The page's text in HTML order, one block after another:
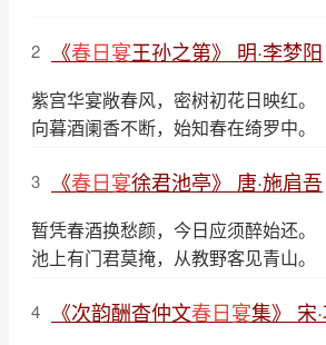
2 《春日宴王孙之第》 明·李梦阳
紫宫华宴敞春风，密树初花日映红。
向暮酒阑香不断，始知春在绮罗中。
3 《春日宴徐君池亭》 唐·施肩吾
暂凭春酒换愁颜，今日应须醉始还。
池上有门君莫掩，从教野客见青山。
4 《次韵酬杳仲文春日宴集》 宋